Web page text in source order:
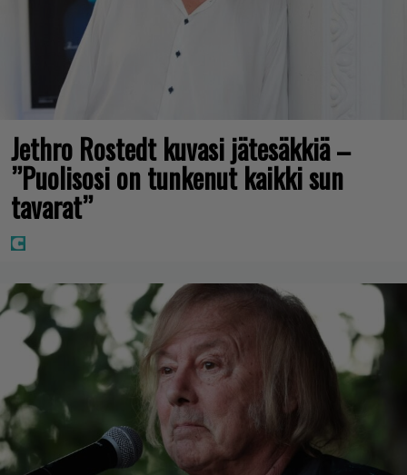
Jethro Rostedt kuvasi jätesäkkiä –
”Puolisosi on tunkenut kaikki sun
tavarat”